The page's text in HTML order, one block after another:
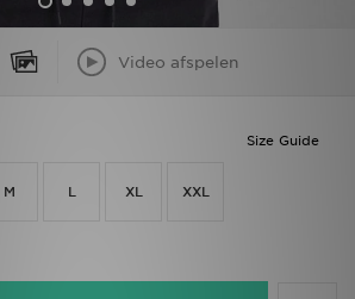
Video afspelen
Size Guide
M L XL XXL